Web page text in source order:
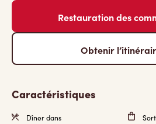
Restauration des
Obtenir
Caractéristiques
Dîner dans